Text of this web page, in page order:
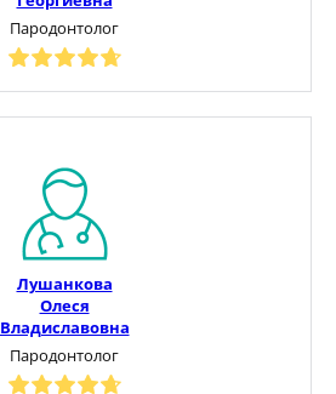
Пародонтолог
Лушанкова
Олеся
Владиславовна
Пародонтолог